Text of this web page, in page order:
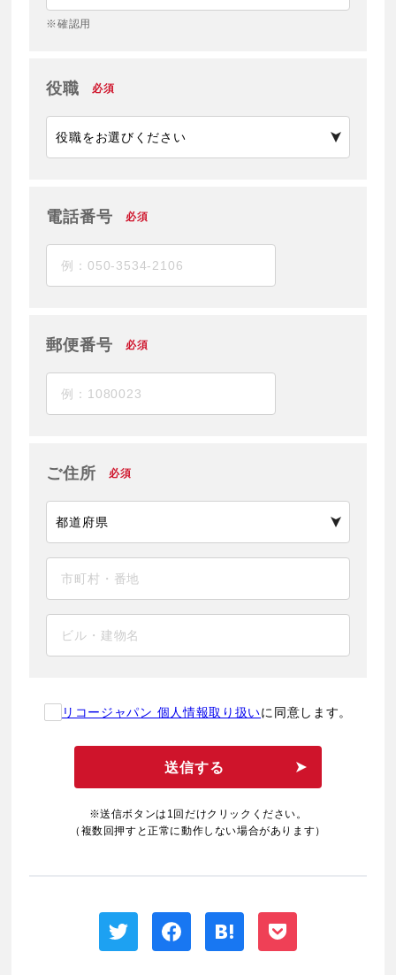
※確認用
役職 必須
電話番号 必須
郵便番号 必須
ご住所 必須
リコージャパン 個人情報取り扱いに同意します。
送信する
※送信ボタンは1回だけクリックください。
（複数回押すと正常に動作しない場合があります）